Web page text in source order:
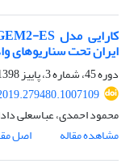
ایران تحت سناریوهای
دوره 45، شماره 3، پاییز 1398، صفحه
محمود احمدی، عباسعلی
مشاهده مقاله
اصل